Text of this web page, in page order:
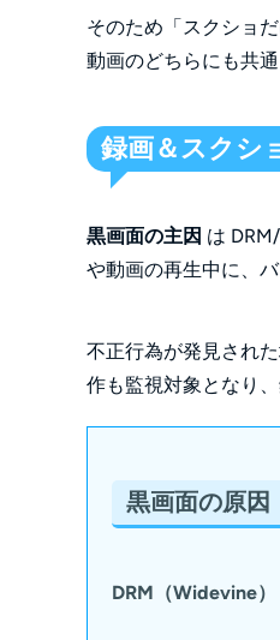
そのため「スクショ
動画のどちらにも共
録画＆スクシ
黒画面の主因 は
や動画の再生中に、
不正行為が発見され
作も監視対象となり
黒画面の原因
DRM（Widevine）